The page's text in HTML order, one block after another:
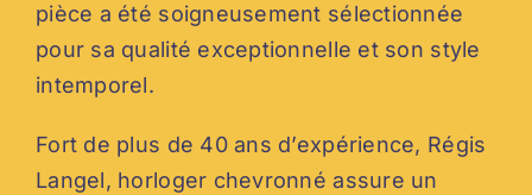
pièce a été soigneusement sélectionnée
pour sa qualité exceptionnelle et son style
intemporel.
Fort de plus de 40 ans d’expérience, Régis
Langel, horloger chevronné assure un